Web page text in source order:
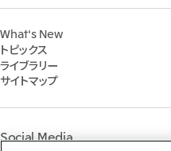
Social
Governance
マテリアリティ
イニシアティブへの参画
三井物産の人材マネジメント
社会貢献活動
IR資料室
IR説明会
個人株主・投資家の皆様へ
株主・株式基本情報
IRカレンダー
三井グループ350周年記念事業サイト
What's New
トピックス
ライブラリー
サイトマップ
Social Media